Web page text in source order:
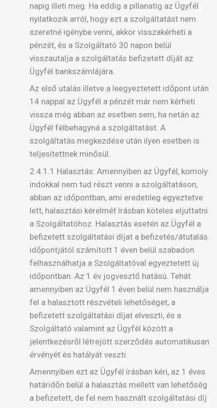
napig illeti meg. Ha eddig a pillanatig az Ügyfél
nyilatkozik arról, hogy ezt a szolgáltatást nem
szeretné igénybe venni, akkor visszakérheti a
pénzét, és a Szolgáltató 30 napon belül
visszautalja a szolgáltatás befizetett díját az
Ügyfél bankszámlájára.
Az első utalás illetve a leegyeztetett időpont után
14 nappal az Ügyfél a pénzét már nem kérheti
vissza még abban az esetben sem, ha netán az
Ügyfél félbehagyná a szolgáltatást. A
szolgáltatás megkezdése után ilyen esetben is
teljesítettnek minősül.
2.4.1.1 Halasztás: Amennyiben az Ügyfél, komoly
indokkal nem tud részt venni a szolgáltatáson,
abban az időpontban, ami eredetileg egyeztetve
lett, halasztási kérelmét írásban köteles eljuttatni
a Szolgáltatóhoz. Halasztás esetén az Ügyfél a
befizetett szolgáltatási díjat a befizetés/átutalás
időpontjától számított 1 éven belül szabadon
felhasználhatja a Szolgáltatóval egyeztetett új
időpontban. Az 1 év jogvesztő hatású. Tehát
amennyiben az Ügyfél 1 éven belül nem használja
fel a halasztott részvételi lehetőséget, a
befizetett szolgáltatási díjat elveszti, és a
Szolgáltató valamint az Ügyfél között a
jelentkezésről létrejött szerződés automatikusan
érvényét és hatályát veszti.
Amennyiben ezt az Ügyfél írásban kéri, az 1 éves
határidőn belül a halasztás mellett van lehetőség
a befizetett, de fel nem használt szolgáltatási díj